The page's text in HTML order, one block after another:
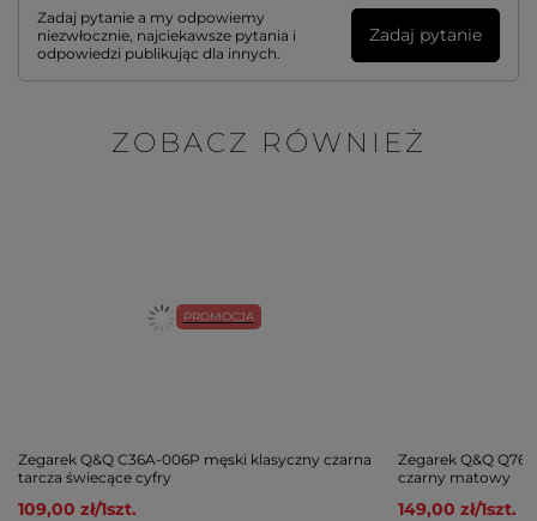
Zadaj pytanie a my odpowiemy
niezwłocznie, najciekawsze pytania i
odpowiedzi publikując dla innych.
Zadaj pytanie
ZOBACZ RÓWNIEŻ
PROMOCJA
Zegarek Q&Q C36A-006P męski klasyczny czarna
tarcza świecące cyfry
109,00 zł/1szt.
Zegarek Q&Q
czarny matowy
149,00 zł/1szt.